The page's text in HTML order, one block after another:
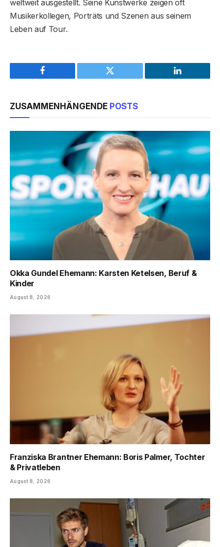
weltweit ausgestellt. Seine Kunstwerke zeigen oft
Musikerkollegen, Porträts und Szenen aus seinem
Leben auf Tour.
Facebook Twitter LinkedIn
ZUSAMMENHÄNGENDE POSTS
Okka Gundel Ehemann: Karsten Ketelsen, Beruf &
Kinder
August 8, 2026
Franziska Brantner Ehemann: Boris Palmer, Tochter
& Privatleben
August 8, 2026